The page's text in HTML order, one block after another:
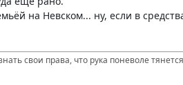
на Невском... ну, если в
свои права, что рука поневоле